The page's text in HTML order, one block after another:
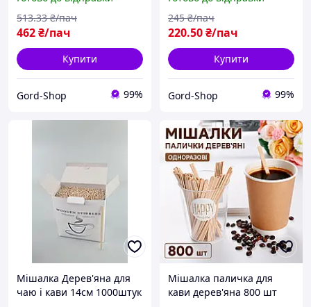
Біла одноразова для
розмішування гарячих
напоїв
462₴/пач
513.33 ₴/пач
Купити
Gord-Shop 99%
одноразова для
розмішування гарячих
напоїв
220.50₴/пач
245 ₴/пач
Купити
Gord-Shop 99%
Мішалка Дерев'яна для
чаю і кави 14см 1000штук
Мішалка паличка для
кави дерев'яна 800 шт